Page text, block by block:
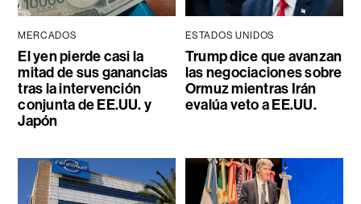
MERCADOS
El yen pierde casi la
mitad de sus ganancias
tras la intervención
conjunta de EE.UU. y
Japón
ESTADOS UNIDOS
Trump dice que avanzan
las negociaciones sobre
Ormuz mientras Irán
evalúa veto a EE.UU.